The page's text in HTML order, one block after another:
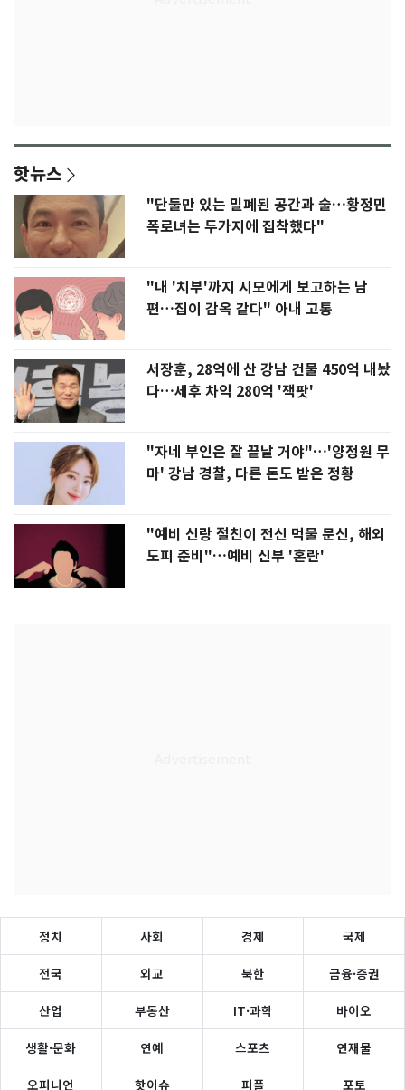
핫뉴스
"단둘만 있는 밀폐된 공간과 술…황정민
폭로녀는 두가지에 집착했다"
"내 '치부'까지 시모에게 보고하는 남
편…집이 감옥 같다" 아내 고통
서장훈, 28억에 산 강남 건물 450억 내놨
다…세후 차익 280억 '잭팟'
"자네 부인은 잘 끝날 거야"…'양정원 무
마' 강남 경찰, 다른 돈도 받은 정황
"예비 신랑 절친이 전신 먹물 문신, 해외
도피 준비"…예비 신부 '혼란'
정치 사회 경제 국제
전국 외교 북한 금융·증권
산업 부동산 IT·과학 바이오
생활·문화 연예 스포츠 연재물
오피니언 핫이슈 피플 포토